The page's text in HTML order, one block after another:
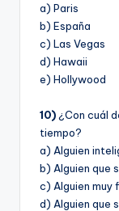
a) Paris
b) España
c) Las Vegas
d) Hawaii
e) Hollywood
10) ¿Con cuál
tiempo?
a) Alguien
b) Alguien que
c) Alguien muy
d) Alguien que